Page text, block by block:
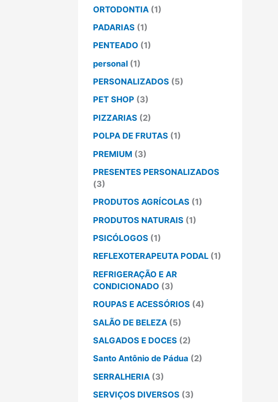
ORTODONTIA (1)
PADARIAS (1)
PENTEADO (1)
personal (1)
PERSONALIZADOS (5)
PET SHOP (3)
PIZZARIAS (2)
POLPA DE FRUTAS (1)
PREMIUM (3)
PRESENTES PERSONALIZADOS
(3)
PRODUTOS AGRÍCOLAS (1)
PRODUTOS NATURAIS (1)
PSICÓLOGOS (1)
REFLEXOTERAPEUTA PODAL (1)
REFRIGERAÇÃO E AR
CONDICIONADO (3)
ROUPAS E ACESSÓRIOS (4)
SALÃO DE BELEZA (5)
SALGADOS E DOCES (2)
Santo Antônio de Pádua (2)
SERRALHERIA (3)
SERVIÇOS DIVERSOS (3)